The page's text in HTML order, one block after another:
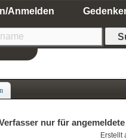
Anmelden
nur für
Erstellt